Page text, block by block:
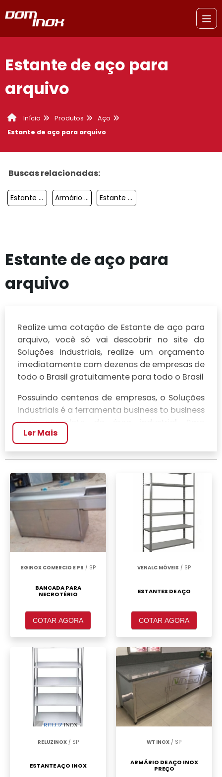
Estante de aço para
arquivo
Início Produtos
Aço
Estante de aço para arquivo
Buscas relacionadas:
Estante De Aço Reforçada Osasco Armário De Aço Jabaquara Estante De Aço Para Arquivo Campinas
Estante de aço para
arquivo
Realize uma cotação de Estante de aço para
arquivo, você só vai descobrir no site do
Soluções Industriais, realize um orçamento
imediatamente com dezenas de empresas de
todo o Brasil gratuitamente para todo o Brasil
Possuindo centenas de empresas, o Soluções
Industriais é a ferramenta business to business
mais completo da área industrial. Para
realizar um orçamento de Estante de aço
para arquivo, clique em um ou mais dos
anuciantes a seguir:
Ler Mais
EGINOX COMERCIO E PR / SP
BANCADA PARA
NECROTÉRIO
COTAR AGORA
VENALC MÓVEIS / SP
ESTANTES DE AÇO
COTAR AGORA
RELUZINOX/ SP
ESTANTE AÇO INOX
WT INOX / SP
ARMÁRIO DE AÇO INOX
PREÇO